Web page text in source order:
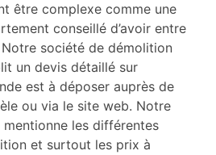
être complexe comme une
conseillé d’avoir entre
société de démolition
un devis détaillé sur
est à déposer auprès de
ou via le site web. Notre
les différentes
et surtout les prix à